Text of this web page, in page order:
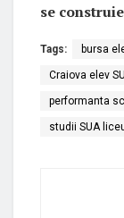
se
Tags: bursa
Craiova elev
performanta
studii SUA